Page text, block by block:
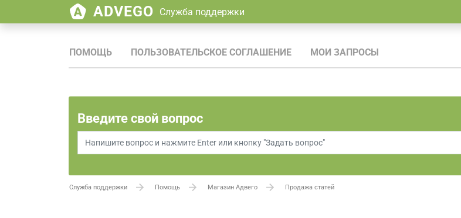
ADVEGO Служба поддержки
ПОМОЩЬ ПОЛЬЗОВАТЕЛЬСКОЕ СОГЛАШЕНИЕ МОИ ЗАПРОСЫ
Введите свой вопрос
Служба поддержки Помощь Магазин Адвего Продажа статей